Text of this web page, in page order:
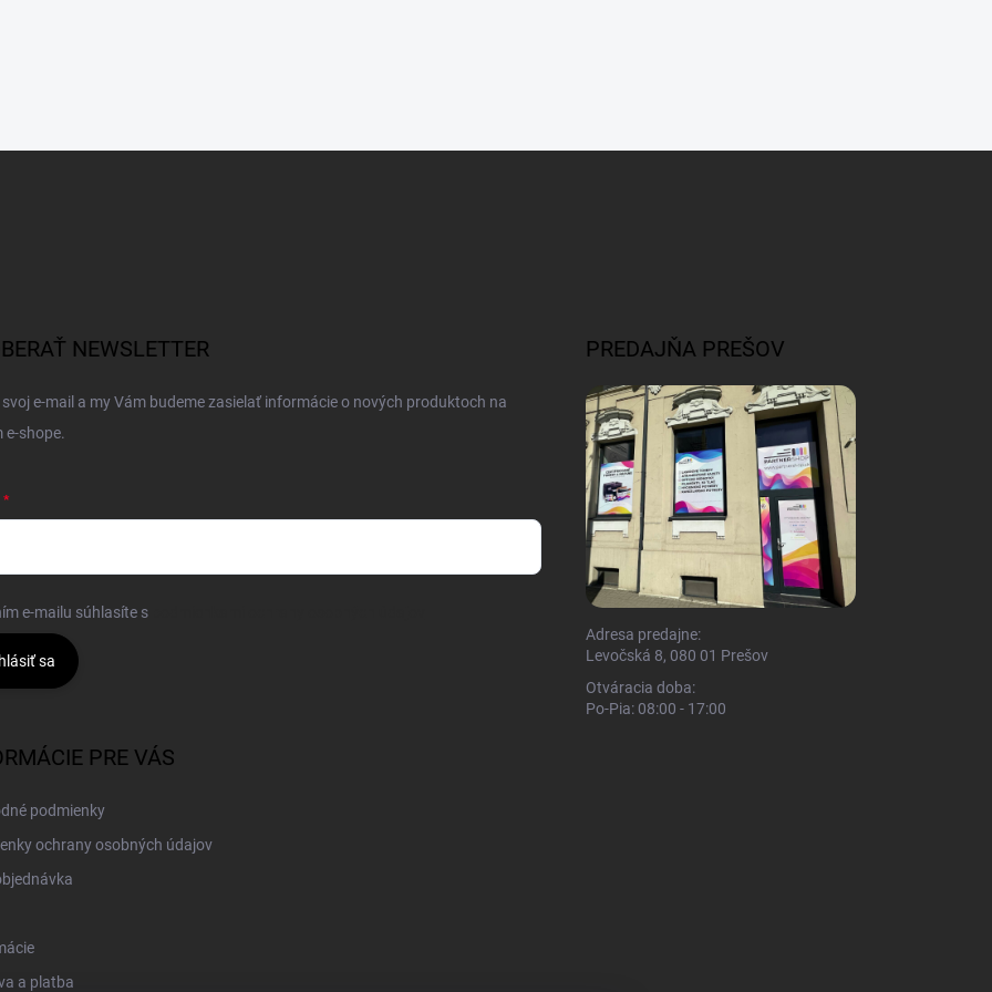
NEWSLETTER
e-mail a my Vám budeme zasielať informácie o nových produktoch na
e-shope.
e-mailu súhlasíte s
sa
PREDAJŇA PREŠOV
Adresa predajne:
Levočská 8, 080 01 Prešov
Otváracia doba:
Po-Pia: 08:00 - 17:00
PRE VÁS
podmienky
ochrany osobných údajov
a platba